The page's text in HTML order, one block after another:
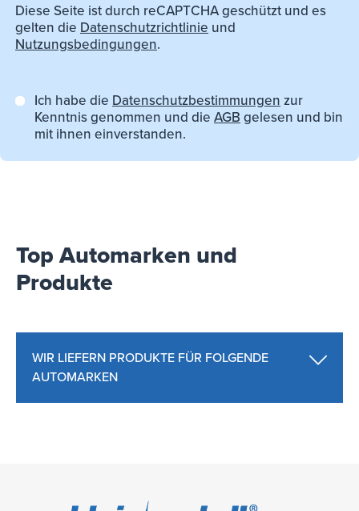
Diese Seite ist durch reCAPTCHA geschützt und es
gelten die Datenschutzrichtlinie und
Nutzungsbedingungen.
Ich habe die Datenschutzbestimmungen zur
Kenntnis genommen und die AGB gelesen und bin
mit ihnen einverstanden.
Top Automarken und
Produkte
WIR LIEFERN PRODUKTE FÜR FOLGENDE
AUTOMARKEN